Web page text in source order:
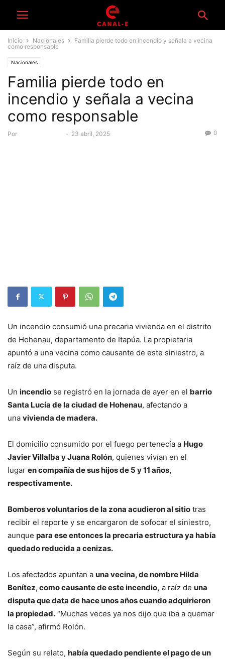
Inicio Nacionales
Familia pierde todo en incendio y señala a vecina
como responsable
Nacionales
Familia pierde todo en
incendio y señala a vecina
como responsable
Por - 23 abril, 2025 0
Un incendio consumió una precaria vivienda en el distrito
de Hohenau, departamento de Itapúa. La propietaria
apuntó a una vecina como causante de este siniestro, a
raíz de una disputa.
Un incendio se registró en la jornada de ayer en el barrio
Santa Lucía de la ciudad de Hohenau, afectando a
una vivienda de madera.
El domicilio consumido por el fuego pertenecía a Hugo
Javier Villalba y Juana Rolón, quienes vivían en el
lugar en compañía de sus hijosde 5 y 11 años,
respectivamente.
Bomberos voluntarios de la zona acudieron al sitio tras
recibir el reporte y se encargaron de sofocar el siniestro,
aunque para ese entonces la precaria estructura ya había
quedado reducida a cenizas.
Los afectados apuntan a una vecina, de nombre Hilda
Benítez, como causante de este incendio, a raíz de una
disputa que data de hace unos años cuando adquirieron
la propiedad. “Muchas veces ya nos dijo que iba a quemar
la casa”, afirmó Rolón.
Según su relato, había quedado pendiente el pago de un